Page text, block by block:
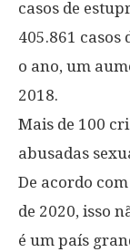
casos de
405.861
o ano, um
2018.
Mais de 100
abusadas
De acordo
de 2020, isso
é um país